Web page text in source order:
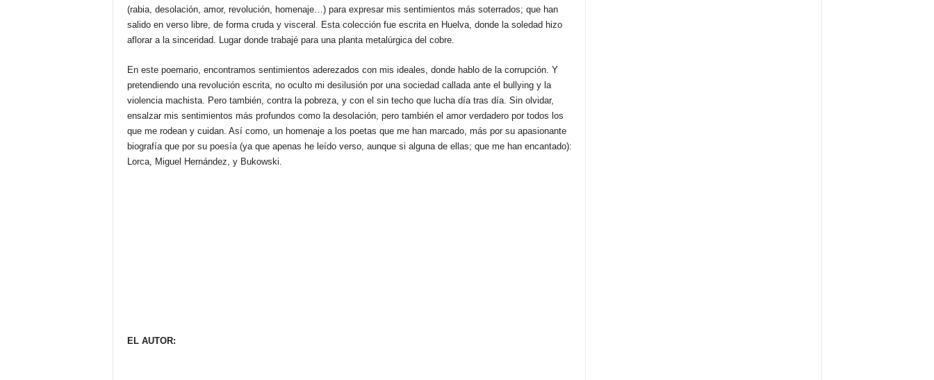
(rabia, desolación, amor, revolución, homenaje…) para expresar mis sentimientos más soterrados; que han
salido en verso libre, de forma cruda y visceral. Esta colección fue escrita en Huelva, donde la soledad hizo
aflorar a la sinceridad. Lugar donde trabajé para una planta metalúrgica del cobre.
En este poemario, encontramos sentimientos aderezados con mis ideales, donde hablo de la corrupción. Y
pretendiendo una revolución escrita, no oculto mi desilusión por una sociedad callada ante el bullying y la
violencia machista. Pero también, contra la pobreza, y con el sin techo que lucha día tras día. Sin olvidar,
ensalzar mis sentimientos más profundos como la desolación, pero también el amor verdadero por todos los
que me rodean y cuidan. Así como, un homenaje a los poetas que me han marcado, más por su apasionante
biografía que por su poesía (ya que apenas he leído verso, aunque si alguna de ellas; que me han encantado):
Lorca, Miguel Hernández, y Bukowski.
EL AUTOR: